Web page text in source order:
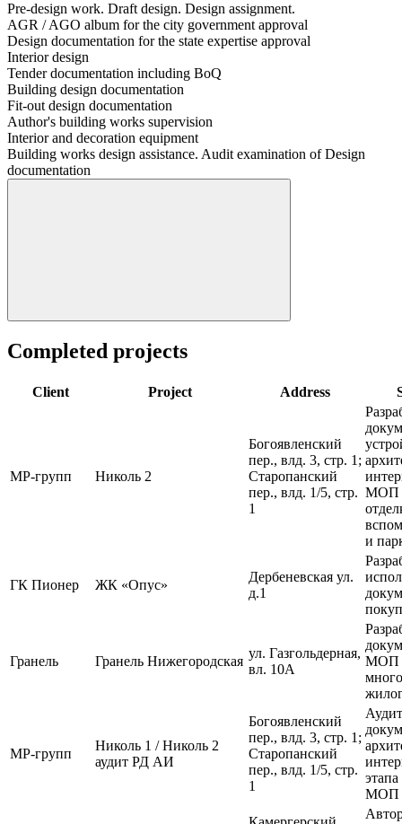
Pre-design work. Draft design. Design assignment.
AGR / AGO album for the city government approval
Design documentation for the state expertise approval
Interior design
Tender documentation including BoQ
Building design documentation
Fit-out design documentation
Author's building works supervision
Interior and decoration equipment
Building works design assistance. Audit examination of Design
documentation
Completed projects
Client Project Address
МР-групп Николь 2
Богоявленский
пер., влд. 3, стр. 1;
Старопанский
пер., влд. 1/5, стр.
1
МОП
и
ГК Пионер ЖК «Опус»
Дербеневская ул.
д.1
Гранель Гранель Нижегородская
ул. Газгольдерная,
вл. 10А
МОП
МР-групп
Николь 1 / Николь 2
аудит РД АИ
Богоявленский
пер., влд. 3, стр. 1;
Старопанский
пер., влд. 1/5, стр.
1
МОП